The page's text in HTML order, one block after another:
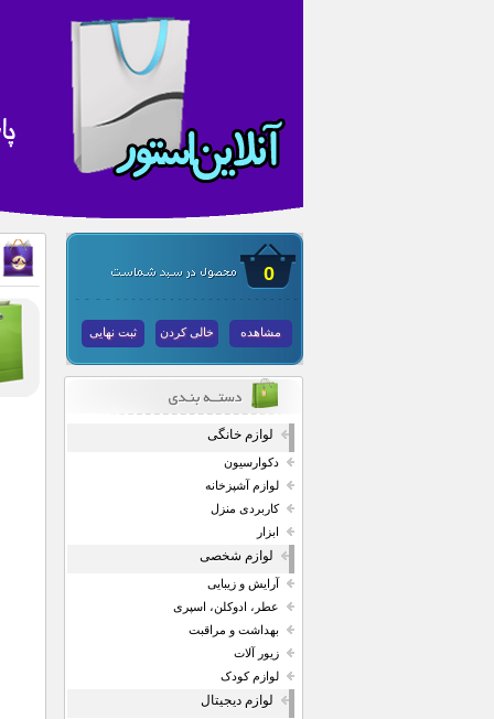
0
مشاهده خالی کردن ثبت نهایی
لوازم خانگی
دکوارسیون
لوازم آشپزخانه
کاربردی منزل
ابزار
لوازم شخصی
آرایش و زیبایی
عطر، ادوکلن، اسپری
بهداشت و مراقبت
زیور آلات
لوازم کودک
لوازم دیجیتال